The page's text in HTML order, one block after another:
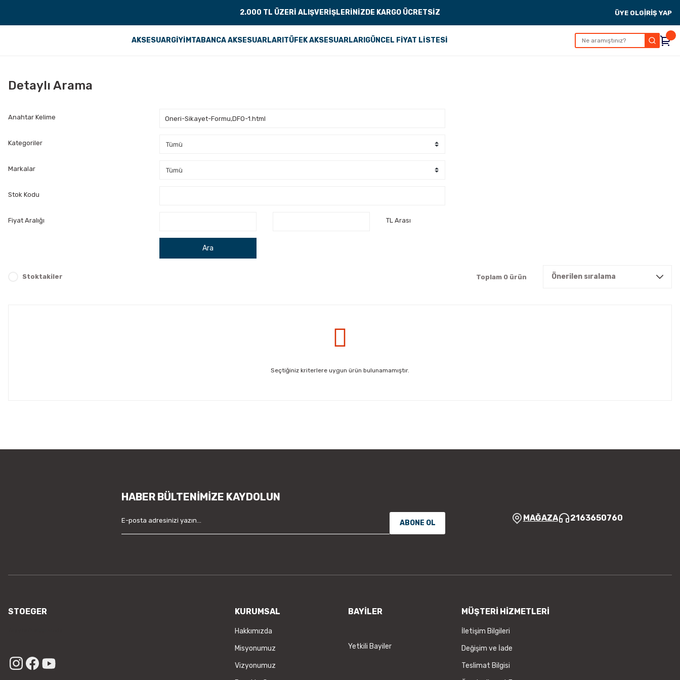
2.000 TL ÜZERİ ALIŞVERİŞLERİNİZDE KARGO ÜCRETSİZ ÜYE OLGİRİŞ YAP
AKSESUARGİYİMTABANCA AKSESUARLARI TÜFEK AKSESUARLARI GÜNCEL FİYAT LİSTESİ
Detaylı Arama
Anahtar Kelime
Kategoriler
Markalar
Stok Kodu
Fiyat Aralığı TL Arası
Ara
Stoktakiler Toplam 0 ürün
Seçtiğiniz kriterlere uygun ürün bulunamamıştır.
HABER BÜLTENİMİZE KAYDOLUN
ABONE OL
MAĞAZA 2163650760
STOEGER KURUMSAL
Hakkımızda
Misyonumuz
Vizyonumuz
BAYİLER
Yetkili Bayiler
MÜŞTERİ HİZMETLERİ
İletişim Bilgileri
Değişim ve İade
Teslimat Bilgisi